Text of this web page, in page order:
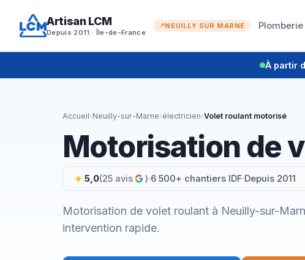
contenu
Artisan LCM
Depuis 2011 · Île-de-France
NEUILLY SUR MARNE Plomberie
À partir
Accueil›Neuilly-sur-Marne›électricien›Volet roulant motorisé
Motorisation de
5,0(25 avis )·6 500+ chantiers IDF·Depuis 2011
Motorisation de volet roulant à Neuilly-sur-
intervention rapide.